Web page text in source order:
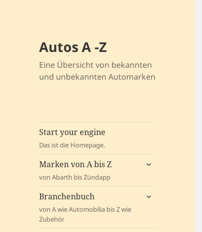
Autos A -Z
Eine Übersicht von bekannten
und unbekannten Automarken
Start your engine
Das ist die Homepage.
Marken von A bis Z
von Abarth bis Zündapp
untermenü
Branchenbuch
von A wie Automobilia bis Z wie
Zubehör
untermenü